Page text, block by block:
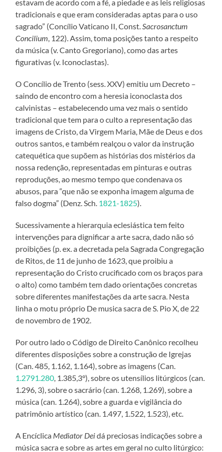
estavam de acordo com a fé, a piedade e as leis religiosas
tradicionais e que eram consideradas aptas para o uso
sagrado” (Concílio Vaticano II, Const. Sacrosanctum
Concilium , 122). Assim, toma posições tanto a respeito
da música (v. Canto Gregoriano), como das artes
figurativas (v. Iconoclastas).
O Concílio de Trento (sess. XXV) emitiu um Decreto –
saindo de encontro com a heresia iconoclasta dos
calvinistas – estabelecendo uma vez mais o sentido
tradicional que tem para o culto a representação das
imagens de Cristo, da Virgem Maria, Mãe de Deus e dos
outros santos, e também realçou o valor da instrução
catequética que supõem as histórias dos mistérios da
nossa redenção, representadas em pinturas e outras
reproduções, ao mesmo tempo que condenava os
abusos, para “que não se exponha imagem alguma de
falso dogma” (Denz. Sch. 1821-1825).
Sucessivamente a hierarquia eclesiástica tem feito
intervenções para dignificar a arte sacra, dado não só
proibições (p. ex. a decretada pela Sagrada Congregação
de Ritos, de 11 de junho de 1623, que proibiu a
representação do Cristo crucificado com os braços para
o alto) como também tem dado orientações concretas
sobre diferentes manifestações da arte sacra. Nesta
linha o motu próprio De musica sacra de S. Pio X, de 22
de novembro de 1902.
Por outro lado o Código de Direito Canônico recolheu
diferentes disposições sobre a construção de Igrejas
(Can. 485, 1.162, 1.164), sobre as imagens (Can.
1.2791.280 , 1.385,3°), sobre os utensílios litúrgicos (can.
1.296, 3), sobre o sacrário (can. 1.268, 1.269), sobre a
música (can. 1.264), sobre a guarda e vigilância do
patrimônio artístico (can. 1.497, 1.522, 1.523), etc.
A Encíclica Mediator Deidá preciosas indicações sobre a
música sacra e sobre as artes em geral no culto litúrgico: